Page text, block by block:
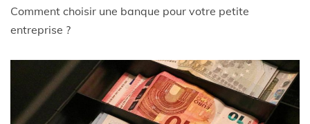
Comment choisir une banque pour votre petite
entreprise ?